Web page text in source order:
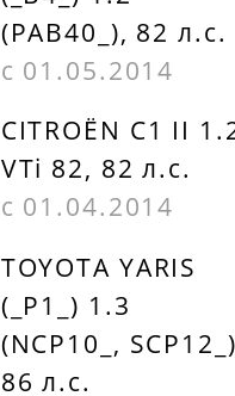
(PAB40_), 82 л.с.
с 01.05.2014
CITROËN C1 II
VTi 82, 82 л.с.
с 01.04.2014
TOYOTA YARIS
(_P1_) 1.3
(NCP10_,
86 л.с.